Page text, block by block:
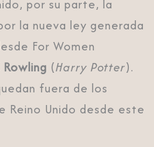
por su parte, la
la nueva ley generada
For Women
Rowling (Harry Potter).
fuera de los
Reino Unido desde este